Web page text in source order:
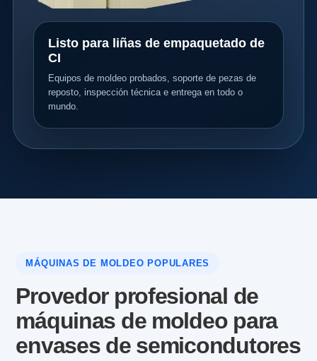
Listo para liñas de empaquetado de
CI
Equipos de moldeo probados, soporte de pezas de
reposto, inspección técnica e entrega en todo o
mundo.
MÁQUINAS DE MOLDEO POPULARES
Provedor profesional de
máquinas de moldeo para
envases de semicondutores